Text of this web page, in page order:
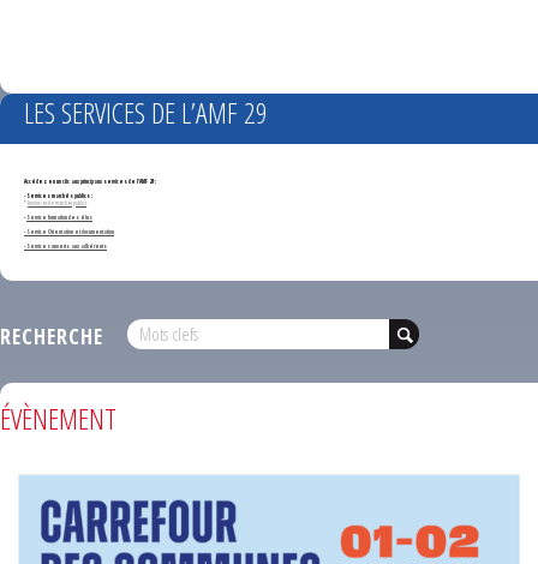
LES SERVICES DE L’AMF 29
Accédez en un clic aux principaux services de l'AMF 29 :
- Services marchés publics :
*Annonces de marchés publics
-Service formation des élus
- Service Orientation et documentation
- Services ouverts aux adhérents
RECHERCHE
ÉVÈNEMENT